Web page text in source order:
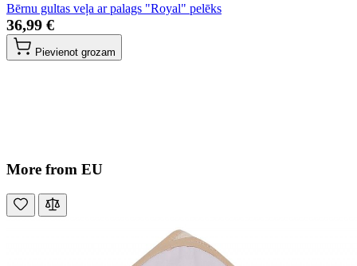
Bērnu gultas veļa ar palags "Royal" pelēks
36,99 €
Pievienot grozam
More from EU